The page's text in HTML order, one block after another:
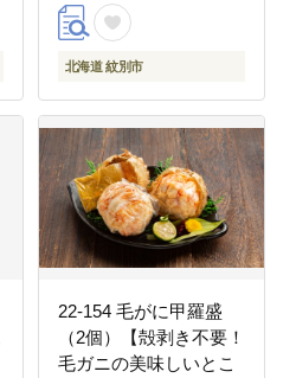
北海道 紋別市
22-154 毛がに甲羅盛
（2個）【殻剥き不要！
毛ガニの美味しいとこ